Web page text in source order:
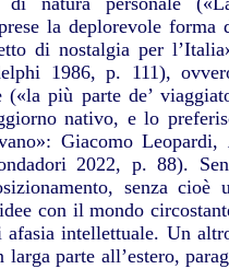
la deplorevole
di nostalgia per
1986, p. 111),
(«la più parte de’
nativo, e lo
Giacomo Leopardi,
2022, p. 88).
senza
con il mondo
afasia intellettuale. Un
larga parte all’estero,